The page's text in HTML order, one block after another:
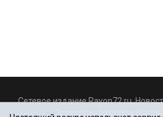
Сетевое издание Rayon72.ru.